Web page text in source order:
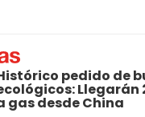
pedido de
Llegarán
gas desde China